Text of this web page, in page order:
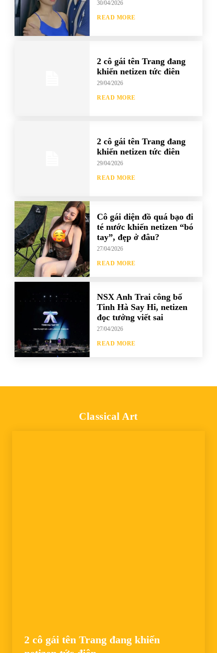
30/04/2026
READ MORE
2 cô gái tên Trang đang
khiến netizen tức điên
29/04/2026
READ MORE
2 cô gái tên Trang đang
khiến netizen tức điên
29/04/2026
READ MORE
Cô gái diện đồ quá bạo đi
té nước khiến netizen “bó
tay”, đẹp ở đâu?
27/04/2026
READ MORE
NSX Anh Trai công bố
Tinh Hà Say Hi, netizen
đọc tưởng viết sai
27/04/2026
READ MORE
Classical Art
2 cô gái tên Trang đang khiến